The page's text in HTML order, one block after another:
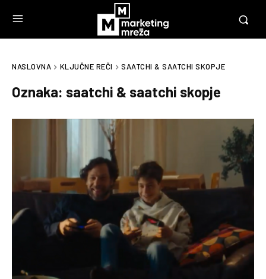
NASLOVNA KLJUČNE REČI SAATCHI & SAATCHI SKOPJE
Oznaka: saatchi & saatchi skopje